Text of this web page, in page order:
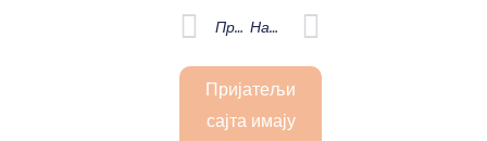
Претходна Наредна
Пријатељи
сајта имају